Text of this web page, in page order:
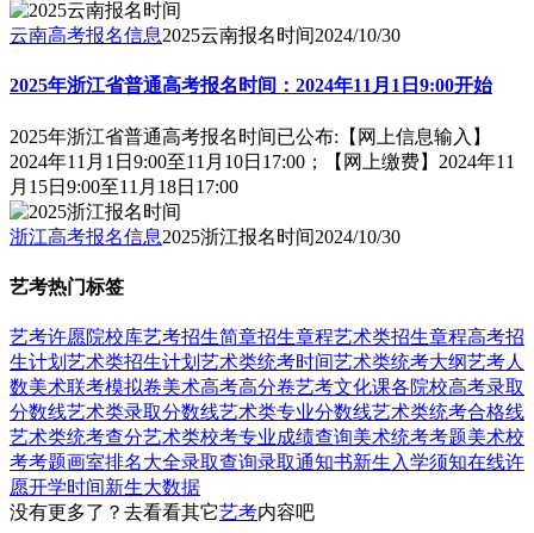
云南高考报名信息2025云南报名时间2024/10/30
2025年浙江省普通高考报名时间：2024年11月1日9:00开始
2025年浙江省普通高考报名时间已公布:【网上信息输入】
2024年11月1日9:00至11月10日17:00；【网上缴费】2024年11
月15日9:00至11月18日17:00
浙江高考报名信息2025浙江报名时间2024/10/30
艺考热门标签
艺考许愿院校库艺考招生简章招生章程艺术类招生章程高考招
生计划 艺术类招生计划 艺术类统考时间艺术类统考大纲艺考人
数美术联考模拟卷美术高考高分卷艺考文化课各院校高考录取
分数线艺术类录取分数线艺术类专业分数线艺术类统考合格线
艺术类统考查分艺术类校考专业成绩查询美术统考考题美术校
考考题画室排名大全录取查询录取通知书新生入学须知在线许
愿开学时间新生大数据
没有更多了？去看看其它艺考内容吧